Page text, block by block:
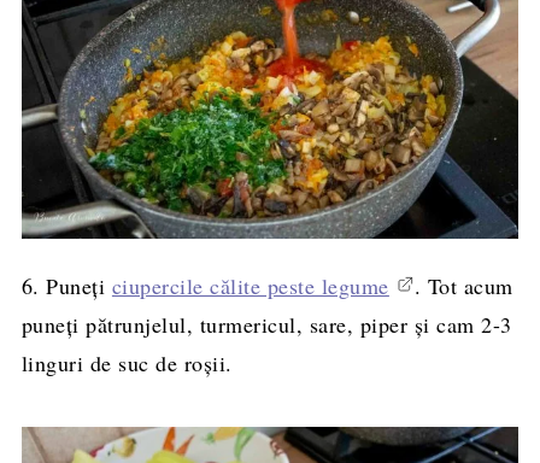
6. Puneți ciupercile călite peste legume
. Tot acum
puneți pătrunjelul, turmericul, sare, piper și cam 2-3
linguri de suc de roșii.